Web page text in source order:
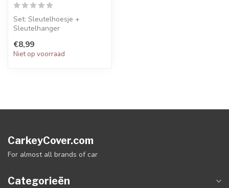
Set: Sleutelhoesje +
Sleutelhanger
€8,99
Niet op voorraad
CarkeyCover.com
For almost all brands of car
Categorieën